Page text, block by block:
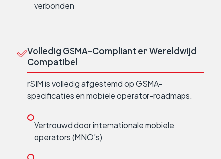
verbonden
Volledig GSMA-Compliant en Wereldwijd
Compatibel
rSIM is volledig afgestemd op GSMA-
specificaties en mobiele operator-roadmaps.
Vertrouwd door internationale mobiele
operators (MNO’s)